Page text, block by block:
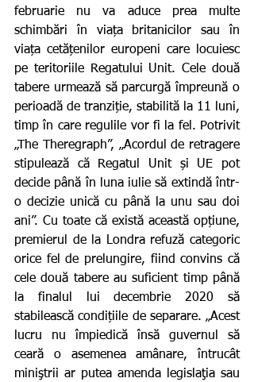
februarie nu va aduce prea multe
schimbări în viața britanicilor sau în
viața cetățenilor europeni care locuiesc
pe teritoriile Regatului Unit. Cele două
tabere urmează să parcurgă împreună o
perioadă de tranziție, stabilită la 11 luni,
timp în care regulile vor fi la fel. Potrivit
„The Theregraph”, „Acordul de retragere
stipulează că Regatul Unit și UE pot
decide până în luna iulie să extindă într-
o decizie unică cu până la unu sau doi
ani”. Cu toate că există această opțiune,
premierul de la Londra refuză categoric
orice fel de prelungire, fiind convins că
cele două tabere au suficient timp până
la finalul lui decembrie 2020 să
stabilească condițiile de separare. „Acest
lucru nu împiedică însă guvernul să
ceară o asemenea amânare, întrucât
miniştrii ar putea amenda legislaţia sau